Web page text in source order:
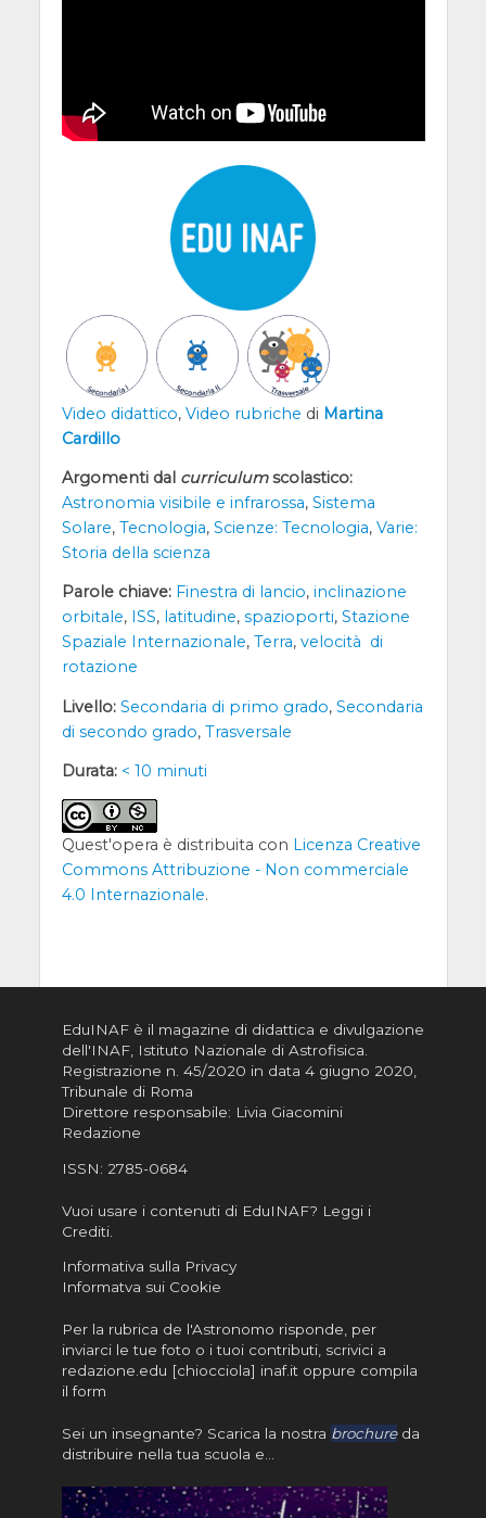
Video didattico, Video rubriche di Martina
Cardillo
Argomenti dal curriculumscolastico:
Astronomia visibile e infrarossa, Sistema
Solare, Tecnologia, Scienze: Tecnologia, Varie:
Storia della scienza
Parole chiave: Finestra di lancio, inclinazione
orbitale, ISS, latitudine, spazioporti, Stazione
Spaziale Internazionale, Terra, velocità di
rotazione
Livello: Secondaria di primo grado, Secondaria
di secondo grado, Trasversale
Durata: < 10 minuti
Quest'opera è distribuita con Licenza Creative
Commons Attribuzione - Non commerciale
4.0 Internazionale.
EduINAF è il magazine di didattica e divulgazione
dell'INAF, Istituto Nazionale di Astrofisica
Registrazione n. 45/2020 in data 4 giugno 2020,
Tribunale di Roma
Direttore responsabile: Livia Giacomini
Redazione
ISSN: 2785-0684
Vuoi usare i contenuti di EduINAF? Leggi i
Crediti.
Informativa sulla Privacy
Informatva sui Cookie
Per la rubrica de l'Astronomo risponde, per
inviarci le tue foto o i tuoi contributi, scrivici a
redazione.edu [chiocciola] inaf.it oppure compila
il form
Sei un insegnante? Scarica la nostra brochureda
distribuire nella tua scuola e…